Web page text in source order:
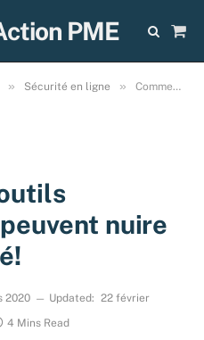
Cart
» Sécurité en ligne » Comment vos outils informatiques peuvent nuire à votre sécurité!
nuire
2020 Updated: 22 février
4 Mins Read